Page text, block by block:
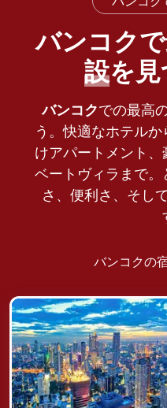
バンコク
設を見
バンコクでの最高
う。快適なホテル
けアパートメント
ベートヴィラまで
さ、便利さ、そし
バンコクの